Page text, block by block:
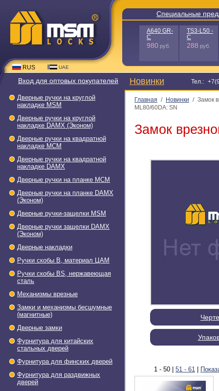
RUS UAE
A640
GR-
Вход для оптовых покупателей
Дверные ручки на круглой
накладке МSМ
Дверные ручки на круглой
накладке DAMX (Эконом)
Дверные ручки на квадратной
накладке МСМ
Дверные ручки на квадратной
накладке DAMX
Дверные ручки на планке МСМ
Дверные ручки на планке DAMX
(Эконом)
Дверные ручки-защелки МSМ
Дверные ручки защелки DAMX
(Эконом)
Дверные накладки
Ручки скобы В, материал ЦАМ
Ручки скобы BS, нержавеющая
сталь
Механизмы врезные
Замки и механизмы бесшумные
(магнитные)
Дверные замки
Фурнитура для китайских
стальных дверей
Фурнитура для финских дверей
Фурнитура для раздвижных
дверей
Новинки
Главная / Новинки / Замок
Замок
1 - 50 51 - 61